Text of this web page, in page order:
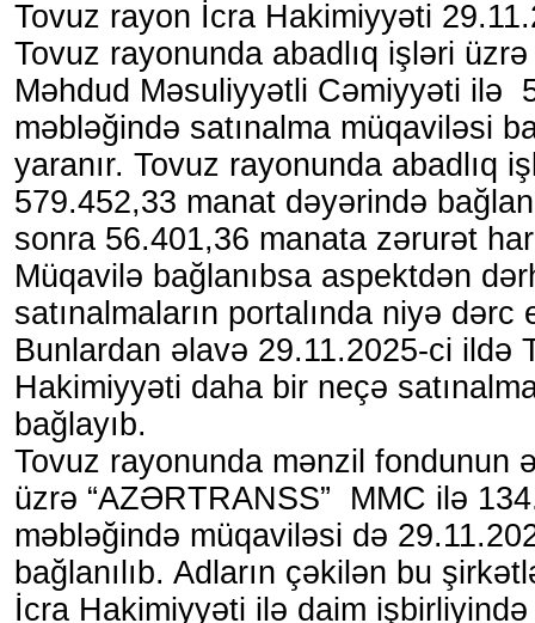
Tovuz rayon İcra Hakimiyyəti
Tovuz rayonunda abadlıq işləri üzrə
Məhdud Məsuliyyətli Cəmiyyəti ilə
məbləğində satınalma müqaviləsi
yaranır. Tovuz rayonunda abadlıq
579.452,33 manat dəyərində
sonra 56.401,36 manata zərurət
Müqavilə bağlanıbsa aspektdən
satınalmaların portalında niyə dərc
Bunlardan əlavə 29.11.2025-ci ildə
Hakimiyyəti daha bir neçə
bağlayıb.
Tovuz rayonunda mənzil fondunun
üzrə “AZƏRTRANSS” MMC ilə
məbləğində müqaviləsi də
bağlanılıb. Adların çəkilən bu
İcra Hakimiyyəti ilə daim işbirliyində